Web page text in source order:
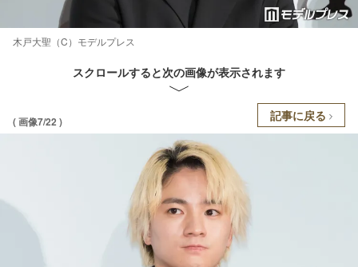
木戸大聖（C）モデルプレス
スクロールすると次の画像が表示されます
( 画像7/22 ) 記事に戻る